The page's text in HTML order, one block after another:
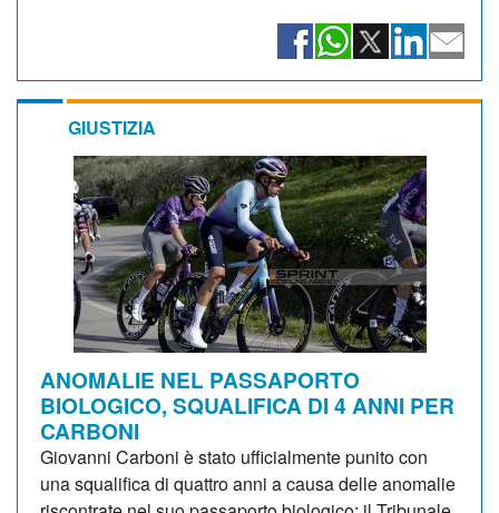
GIUSTIZIA
ANOMALIE NEL PASSAPORTO
BIOLOGICO, SQUALIFICA DI 4 ANNI PER
CARBONI
Giovanni Carboni è stato ufficialmente punito con
una squalifica di quattro anni a causa delle anomalie